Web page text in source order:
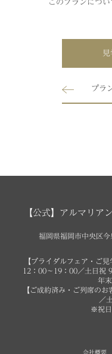
このプランにつ
プラ
【公式】アルマリア
福岡県福岡市中央区
【ブライダルフェア・ご
12：00～19：00／土日祝
年
【ご成約済み・ご列席の
／
※祝日
会社概要